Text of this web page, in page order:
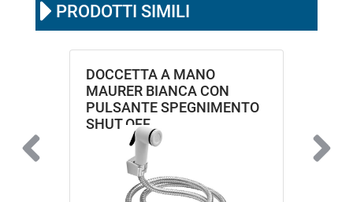
PRODOTTI SIMILI
DOCCETTA A MANO
MAURER BIANCA CON
PULSANTE SPEGNIMENTO
SHUT OFF